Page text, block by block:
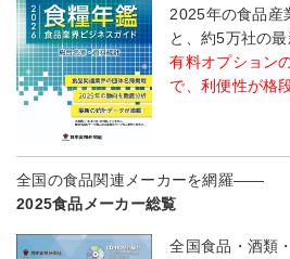
2025年の食品産
と、約5万社の最
有料オプション
で、利便性が格
全国の食品関連メーカーを網羅――
2025食品メーカー総覧
全国食品・酒類